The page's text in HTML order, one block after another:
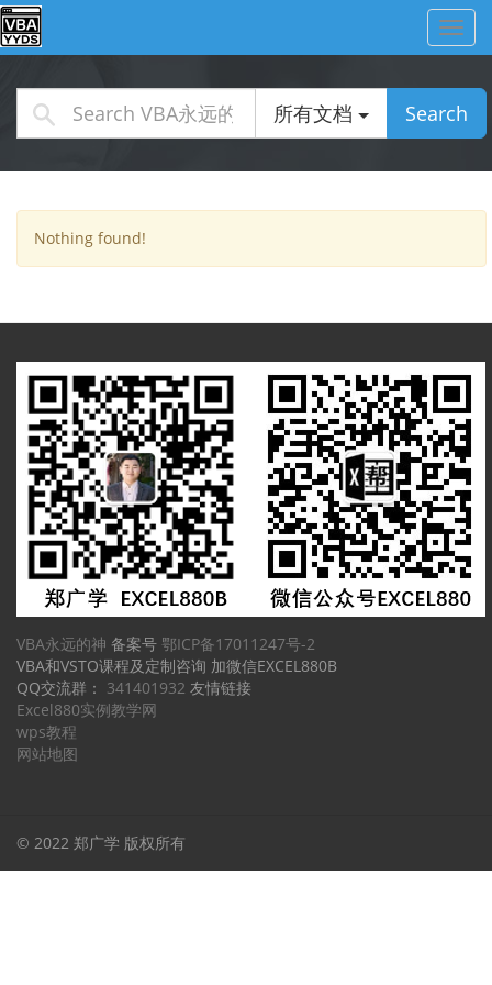
所有文档 Search
Nothing found!
VBA永远的神 备案号 鄂ICP备17011247号-2
VBA和VSTO课程及定制咨询 加微信EXCEL880B
QQ交流群： 341401932 友情链接
Excel880实例教学网
wps教程
网站地图
© 2022 郑广学 版权所有